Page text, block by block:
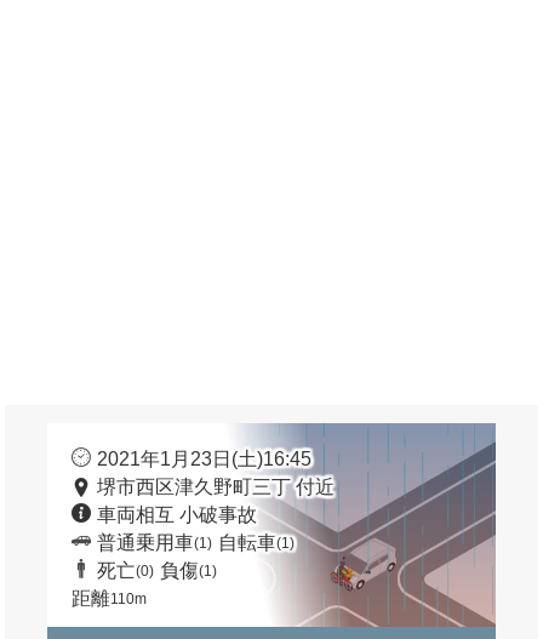
2021年1月23日(土)16:45
堺市西区津久野町三丁 付近
車両相互 小破事故
普通乗用車(1) 自転車(1)
死亡(0) 負傷(1)
距離110m